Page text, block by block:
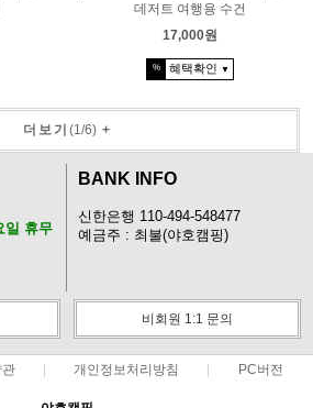
데저트 여행용 수건
17,000원
% 혜택확인 ▼
더보기 (1/6)+
일 휴무
BANK INFO
신한은행 110-494-548477
예금주 : 최불(야호캠핑)
비회원 1:1 문의
관 개인정보처리방침 PC버전